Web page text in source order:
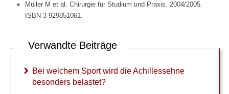
Müller M et al. Chirurgie für Studium und Praxis. 2004/2005.
ISBN 3-929851061.
Verwandte Beiträge
Bei welchem Sport wird die Achillessehne
besonders belastet?
Laborwerte
Therapieverfahren